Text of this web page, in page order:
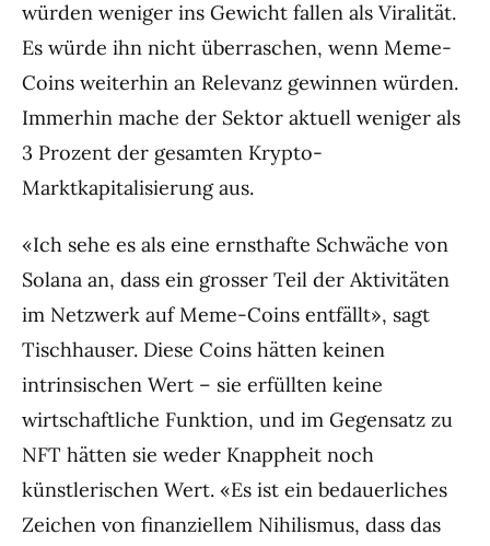
würden weniger ins Gewicht fallen als Viralität.
Es würde ihn nicht überraschen, wenn Meme-
Coins weiterhin an Relevanz gewinnen würden.
Immerhin mache der Sektor aktuell weniger als
3 Prozent der gesamten Krypto-
Marktkapitalisierung aus.
«Ich sehe es als eine ernsthafte Schwäche von
Solana an, dass ein grosser Teil der Aktivitäten
im Netzwerk auf Meme-Coins entfällt», sagt
Tischhauser. Diese Coins hätten keinen
intrinsischen Wert – sie erfüllten keine
wirtschaftliche Funktion, und im Gegensatz zu
NFT hätten sie weder Knappheit noch
künstlerischen Wert. «Es ist ein bedauerliches
Zeichen von finanziellem Nihilismus, dass das